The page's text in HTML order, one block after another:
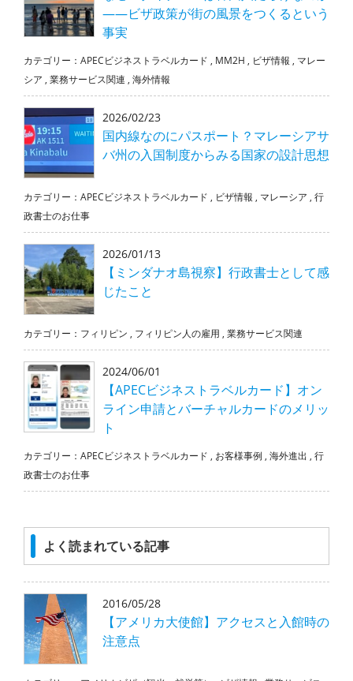
――ビザ政策が街の風景をつくるという
事実
カテゴリー： APECビジネストラベルカード , MM2H , ビザ情報 , マレー
シア , 業務サービス関連 , 海外情報
2026/02/23
国内線なのにパスポート？マレーシアサ
バ州の入国制度からみる国家の設計思想
カテゴリー： APECビジネストラベルカード , ビザ情報 , マレーシア , 行
政書士のお仕事
2026/01/13
【ミンダナオ島視察】行政書士として感
じたこと
カテゴリー： フィリピン , フィリピン人の雇用 , 業務サービス関連
2024/06/01
【APECビジネストラベルカード】オン
ライン申請とバーチャルカードのメリッ
ト
カテゴリー： APECビジネストラベルカード , お客様事例 , 海外進出 , 行
政書士のお仕事
よく読まれている記事
2016/05/28
【アメリカ大使館】アクセスと入館時の
注意点